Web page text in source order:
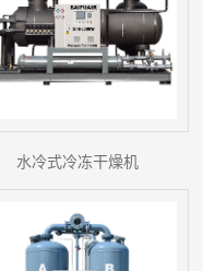
水冷式冷冻干燥机